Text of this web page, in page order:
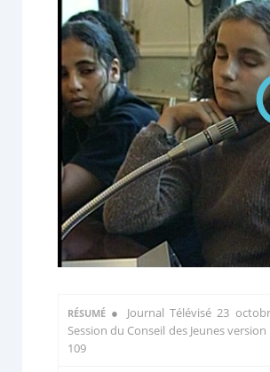
RÉSUMÉ ● Journal Télévisé 23
Session du Conseil des Jeunes
109